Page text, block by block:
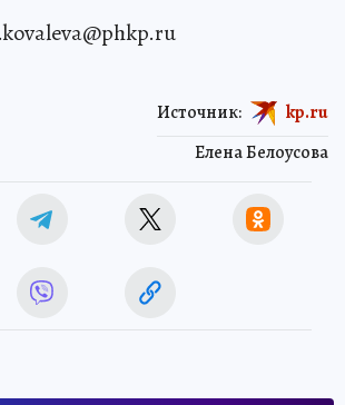
Елена Белоусова
Источник: kp.ru